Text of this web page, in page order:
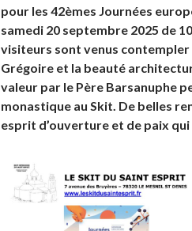
pour les 42èmes Journées
samedi 20 septembre 2025 de
visiteurs sont venus
Grégoire et la beauté
valeur par le Père Barsanuphe
monastique au Skit. De belles
esprit d’ouverture et de paix